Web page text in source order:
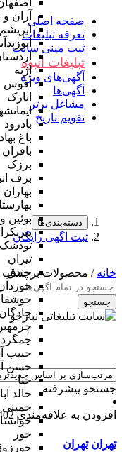
آران
ابریشم
اژیه
افوس
انارک
بادرود
باغ
بافران
برزک
برف
بوئین
تودشک
تیران
جندق
چادگان
حبیب
حسن
حنا
خالد
خمینی
خور
صفحه اصلی
تعرفه تبلیغات
ثبت مینی سایت
تبلیغات انبوه
آگهی‌های ویژه
آگهی‌ها
مشاغل برتر
تقویم تاریخ
دسته‌بندی‌ها
ثبت اگهی رایگان
خانه / محصولات برچسب
جستجو
جستجو پیشرفته
افزودن به علاقه‌مندی 402
تهران تهران